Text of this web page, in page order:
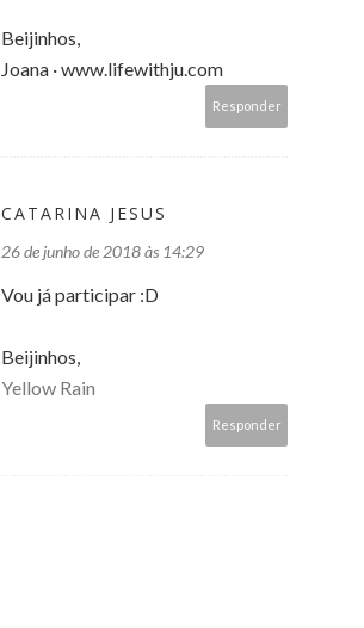
Beijinhos,
Joana · www.lifewithju.com
Responder
CATARINA JESUS
26 de junho de 2018 às 14:29
Vou já participar :D
Beijinhos,
Yellow Rain
Responder